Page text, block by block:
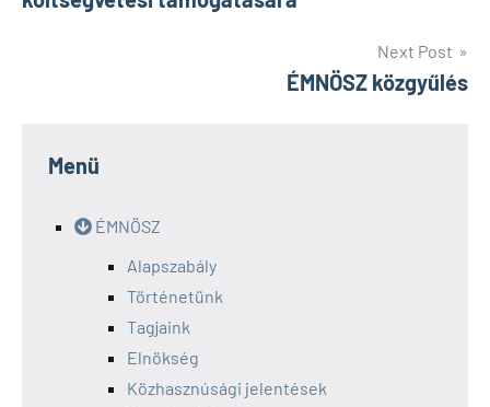
Next Post
ÉMNÖSZ közgyűlés
Menü
ÉMNÖSZ
Alapszabály
Történetünk
Tagjaink
Elnökség
Közhasznúsági jelentések